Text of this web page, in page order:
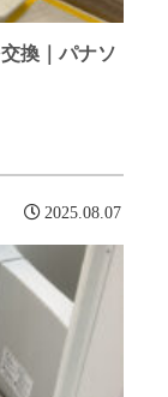
換｜パナソ
2025.08.07